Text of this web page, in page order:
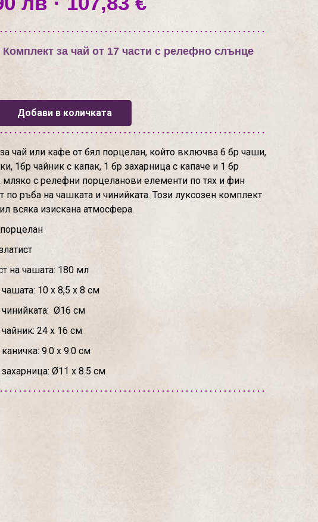
за чай от 17 части с релефно слънце
Добави в количката
чай или кафе от бял порцелан, който включва 6 бр чаши,
1бр чайник с капак, 1 бр захарница с капаче и 1 бр
мляко с релефни порцеланови елементи по тях и фин
по ръба на чашката и чинийката. Този луксозен комплект
всяка изискана атмосфера.
на чашата: 180 мл
10 х 8,5 х 8 см
Ø16 см
24 х 16 см
9.0 х 9.0 см
Ø11 х 8.5 см